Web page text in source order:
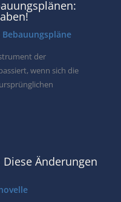
der
wenn sich die
Änderungen